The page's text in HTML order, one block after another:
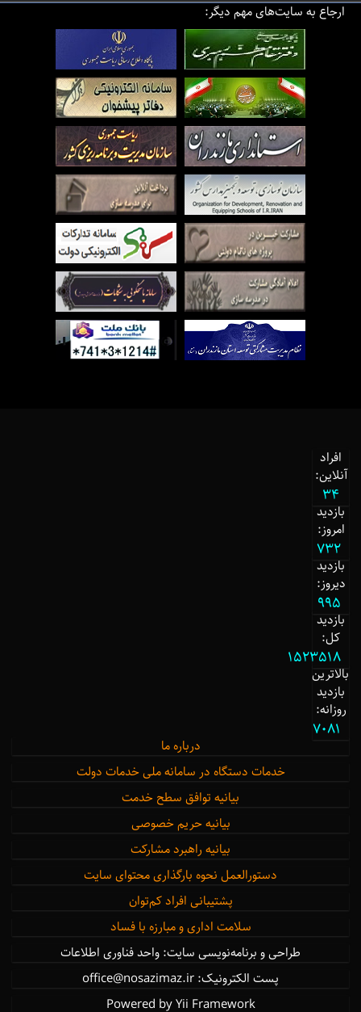
ارجاع به سایت‌های مهم دیگر:
افراد
آنلاین:
34
بازدید
امروز:
732
بازدید
دیروز:
995
بازدید
کل:
1523518
بالاترین
بازدید
روزانه:
7081
درباره ما
خدمات دستگاه در سامانه ملی خدمات دولت
بیانیه توافق سطح خدمت
بیانیه حریم خصوصی
بیانیه راهبرد مشارکت
دستورالعمل نحوه بارگذاری محتوای سایت
پشتیبانی افراد کم‌توان
سلامت اداری و مبارزه با فساد
طراحی و برنامه‌نویسی سایت: واحد فناوری اطلاعات
پست الکترونیک: office@nosazimaz.ir
Powered by Yii Framework